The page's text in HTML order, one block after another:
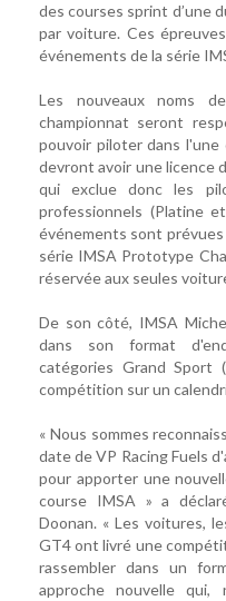
des courses sprint d’une
par voiture. Ces
événements de la série
Les nouveaux noms
championnat seront
pouvoir piloter dans
devront avoir une licence
qui exclue donc les
professionnels (Platine
événements sont
série IMSA Prototype
réservée aux seules
De son côté, IMSA
dans son format
catégories Grand Sport
compétition sur un
« Nous sommes
date de VP Racing Fuels
pour apporter une
course IMSA » a
Doonan. « Les voitures,
GT4 ont livré une
rassembler dans un
approche nouvelle qui,